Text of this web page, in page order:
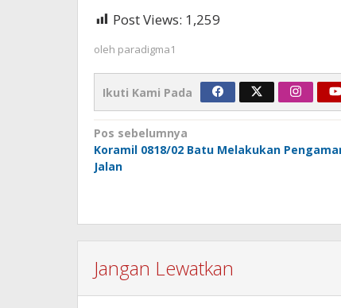
Post Views: 1,259
oleh paradigma1
Ikuti Kami Pada
Navigasi
pos
Pos sebelumnya
Koramil 0818/02 Batu Melakukan
Jalan
Jangan Lewatkan